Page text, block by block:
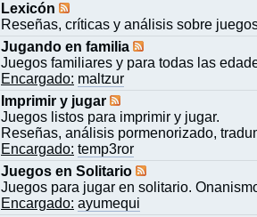
Lexicón
Reseñas, críticas y análisis sobre
Jugando en familia
Juegos familiares y para todas las
Encargado: maltzur
Imprimir y jugar
Juegos listos para imprimir y jugar.
Reseñas, análisis pormenorizado,
Encargado: temp3ror
Juegos en Solitario
Juegos para jugar en solitario.
Encargado: ayumequi